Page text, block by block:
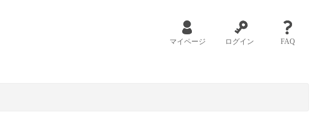
マイページ ログイン FAQ